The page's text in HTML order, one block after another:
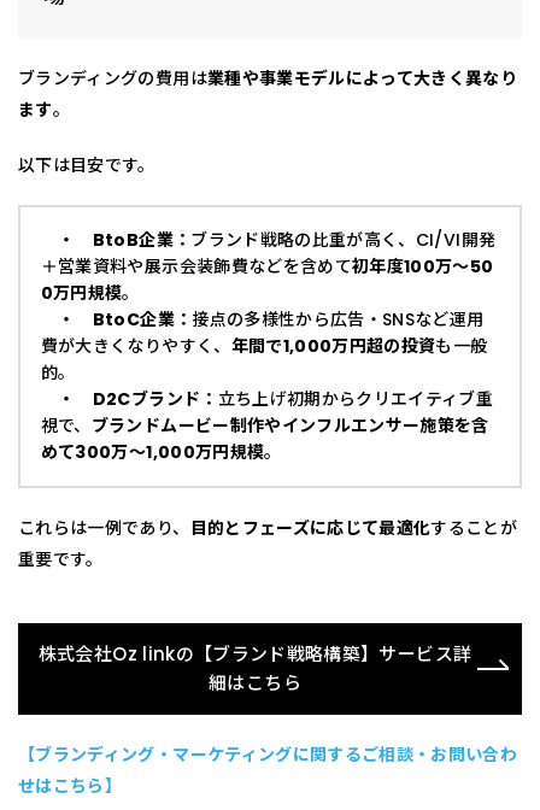
ブランディングの費用は業種や事業モデルによって大きく異なり
ます。
以下は目安です。
・ BtoB企業： ブランド戦略の比重が高く、CI/VI開発
＋営業資料や展示会装飾費などを含めて初年度100万〜50
0万円規模。
・ BtoC企業： 接点の多様性から広告・SNSなど運用
費が大きくなりやすく、 年間で1,000万円超の投資も一般
的。
・ D2Cブランド： 立ち上げ初期からクリエイティブ重
視で、 ブランドムービー制作やインフルエンサー施策を含
めて300万〜1,000万円規模。
これらは一例であり、 目的とフェーズに応じて最適化することが
重要です。
株式会社Oz linkの【ブランド戦略構築】サービス詳
細はこちら
【ブランディング・マーケティングに関するご相談・お問い合わ
せはこちら】